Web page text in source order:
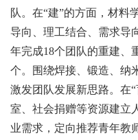
队。在“建”的方面，材料
导向、理工结合、需求导
年完成18个团队的重建、
个。围绕焊接、锻造、纳
激发团队发展新思路。在
室、社会捐赠等资源建立
业需求，定向推荐青年教